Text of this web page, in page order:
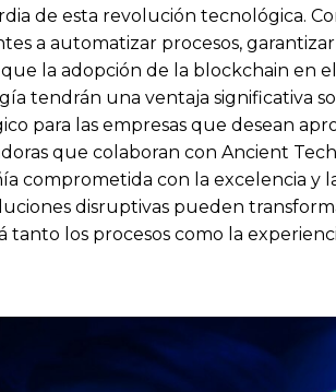
de esta revolución tecnológica.
a automatizar procesos,
la adopción de la blockchain en
tendrán una ventaja significativa
para las empresas que desean
que colaboran con Ancient
comprometida con la excelencia y
disruptivas pueden
tanto los procesos como la